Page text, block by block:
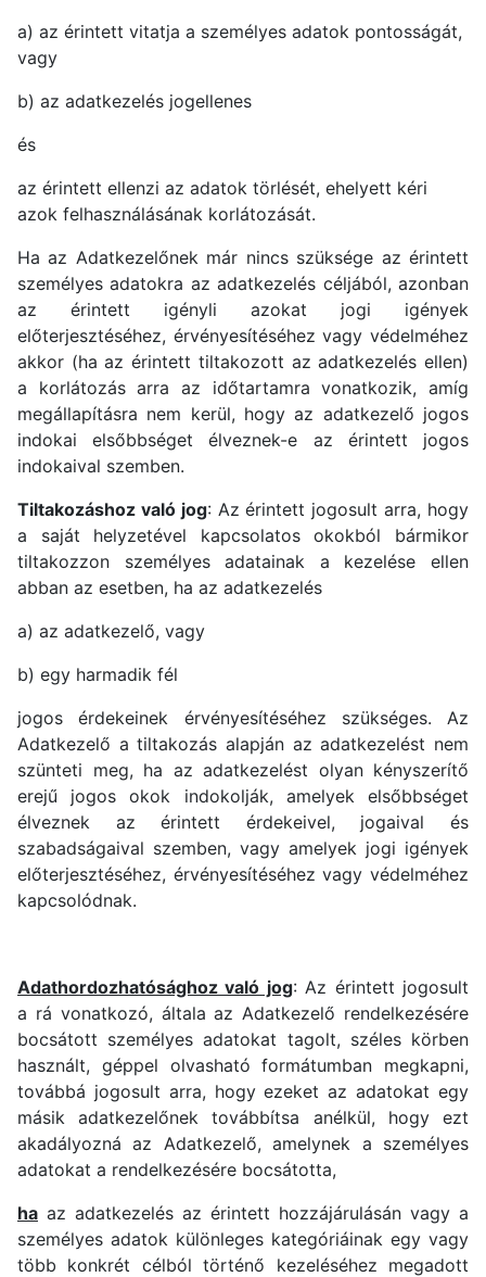
a) az érintett vitatja a személyes adatok pontosságát,
vagy
b) az adatkezelés jogellenes
és
az érintett ellenzi az adatok törlését, ehelyett kéri
azok felhasználásának korlátozását.
Ha az Adatkezelőnek már nincs szüksége az érintett
személyes adatokra az adatkezelés céljából, azonban
az érintett igényli azokat jogi igények
előterjesztéséhez, érvényesítéséhez vagy védelméhez
akkor (ha az érintett tiltakozott az adatkezelés ellen)
a korlátozás arra az időtartamra vonatkozik, amíg
megállapításra nem kerül, hogy az adatkezelő jogos
indokai elsőbbséget élveznek-e az érintett jogos
indokaival szemben.
Tiltakozáshoz való jog: Az érintett jogosult arra, hogy
a saját helyzetével kapcsolatos okokból bármikor
tiltakozzon személyes adatainak a kezelése ellen
abban az esetben, ha az adatkezelés
a) az adatkezelő, vagy
b) egy harmadik fél
jogos érdekeinek érvényesítéséhez szükséges. Az
Adatkezelő a tiltakozás alapján az adatkezelést nem
szünteti meg, ha az adatkezelést olyan kényszerítő
erejű jogos okok indokolják, amelyek elsőbbséget
élveznek az érintett érdekeivel, jogaival és
szabadságaival szemben, vagy amelyek jogi igények
előterjesztéséhez, érvényesítéséhez vagy védelméhez
kapcsolódnak.
Adathordozhatósághoz való jog: Az érintett jogosult
a rá vonatkozó, általa az Adatkezelő rendelkezésére
bocsátott személyes adatokat tagolt, széles körben
használt, géppel olvasható formátumban megkapni,
továbbá jogosult arra, hogy ezeket az adatokat egy
másik adatkezelőnek továbbítsa anélkül, hogy ezt
akadályozná az Adatkezelő, amelynek a személyes
adatokat a rendelkezésére bocsátotta,
ha az adatkezelés az érintett hozzájárulásán vagy a
személyes adatok különleges kategóriáinak egy vagy
több konkrét célból történő kezeléséhez megadott